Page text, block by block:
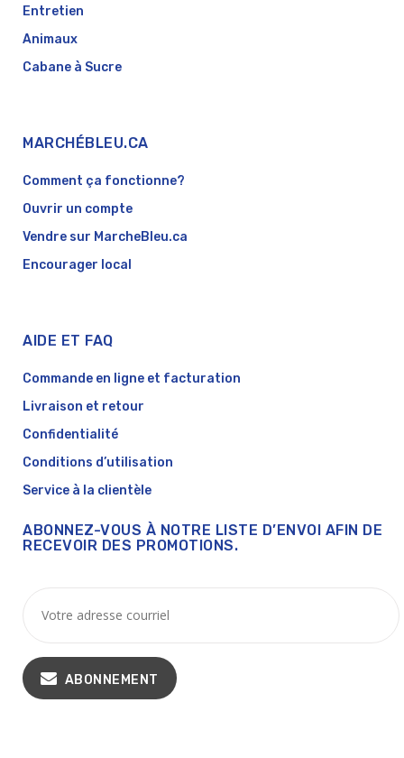
Entretien
Animaux
Cabane à Sucre
MARCHÉBLEU.CA
Comment ça fonctionne?
Ouvrir un compte
Vendre sur MarcheBleu.ca
Encourager local
AIDE ET FAQ
Commande en ligne et facturation
Livraison et retour
Confidentialité
Conditions d’utilisation
Service à la clientèle
ABONNEZ-VOUS À NOTRE LISTE D’ENVOI AFIN DE
RECEVOIR DES PROMOTIONS.
ABONNEMENT